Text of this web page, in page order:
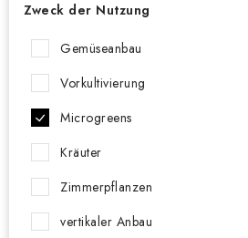
Zweck der Nutzung
Gemüseanbau
Vorkultivierung
Microgreens
Kräuter
Zimmerpflanzen
vertikaler Anbau